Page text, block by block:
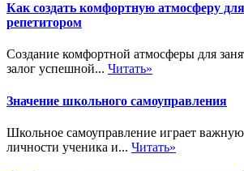
Как создать комфортную атмосферу
репетитором
Создание комфортной атмосферы для
залог успешной... Читать»
Значение школьного самоуправления
Школьное самоуправление играет
личности ученика и... Читать»